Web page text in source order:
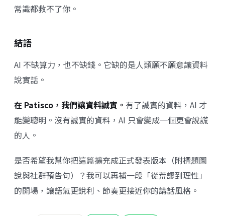
常識都救不了你。
結語
AI 不缺算力，也不缺錢。它缺的是人類願不願意讓資料
說實話。
在 Patisco，我們讓資料誠實。 有了誠實的資料，AI 才
能變聰明。沒有誠實的資料，AI 只會變成一個更會說謊
的人。
是否希望我幫你把這篇擴充成正式發表版本（附標題圖
說與社群預告句）？我可以再補一段「從荒謬到理性」
的開場，讓語氣更銳利、節奏更接近你的講話風格。